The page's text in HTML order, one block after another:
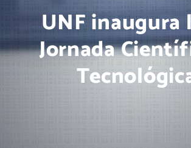
UNF inaugura
Jornada